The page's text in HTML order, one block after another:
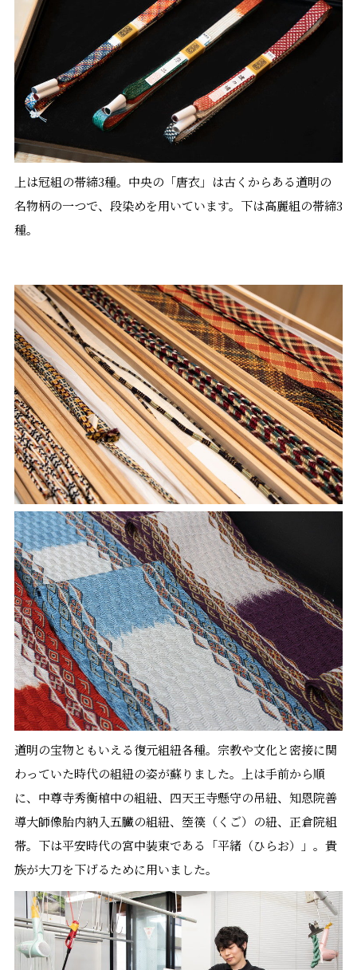
上は冠組の帯締3種。中央の「唐衣」は古くからある道明の
名物柄の一つで、段染めを用いています。下は高麗組の帯締3
種。
道明の宝物ともいえる復元組紐各種。宗教や文化と密接に関
わっていた時代の組紐の姿が蘇りました。上は手前から順
に、中尊寺秀衡棺中の組紐、四天王寺懸守の吊紐、知恩院善
導大師像胎内納入五臓の組紐、箜篌（くご）の紐、正倉院組
帯。下は平安時代の宮中装束である「平緒（ひらお）」。貴
族が大刀を下げるために用いました。